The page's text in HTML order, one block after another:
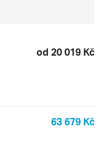
od 20 019 Kč
63 679 Kč